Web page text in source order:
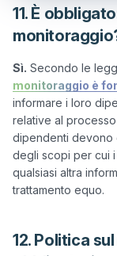
11. È
Sì.
monitoraggio è
informare i loro
relative al
dipendenti devono
degli scopi per cui
qualsiasi altra
12. Politica